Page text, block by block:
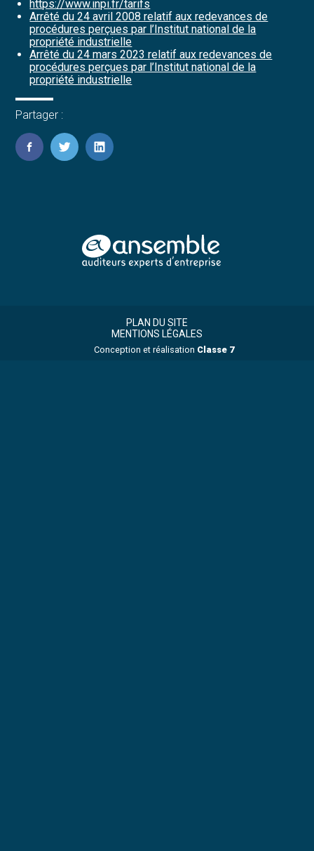
https://www.inpi.fr/tarifs
Arrêté du 24 avril 2008 relatif aux redevances de
procédures perçues par l’Institut national de la
propriété industrielle
Arrêté du 24 mars 2023 relatif aux redevances de
procédures perçues par l’Institut national de la
propriété industrielle
Partager :
FaceBook
TwitterLinkedIn
Principale
PLAN DU SITE
MENTIONS LÉGALES
Conception et réalisation Classe 7